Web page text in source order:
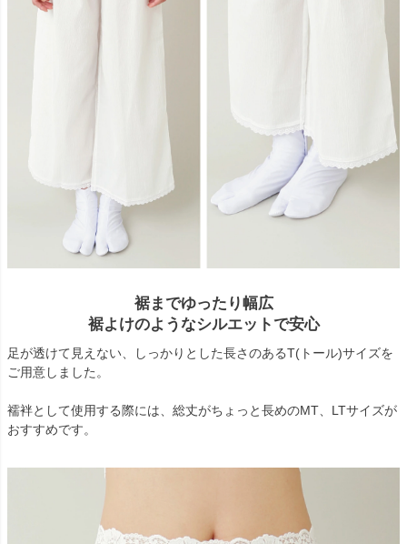
裾までゆったり幅広
裾よけのようなシルエットで安心
足が透けて見えない、しっかりとした長さのあるT(トール)サイズを
ご用意しました。
襦袢として使用する際には、総丈がちょっと長めのMT、LTサイズが
おすすめです。